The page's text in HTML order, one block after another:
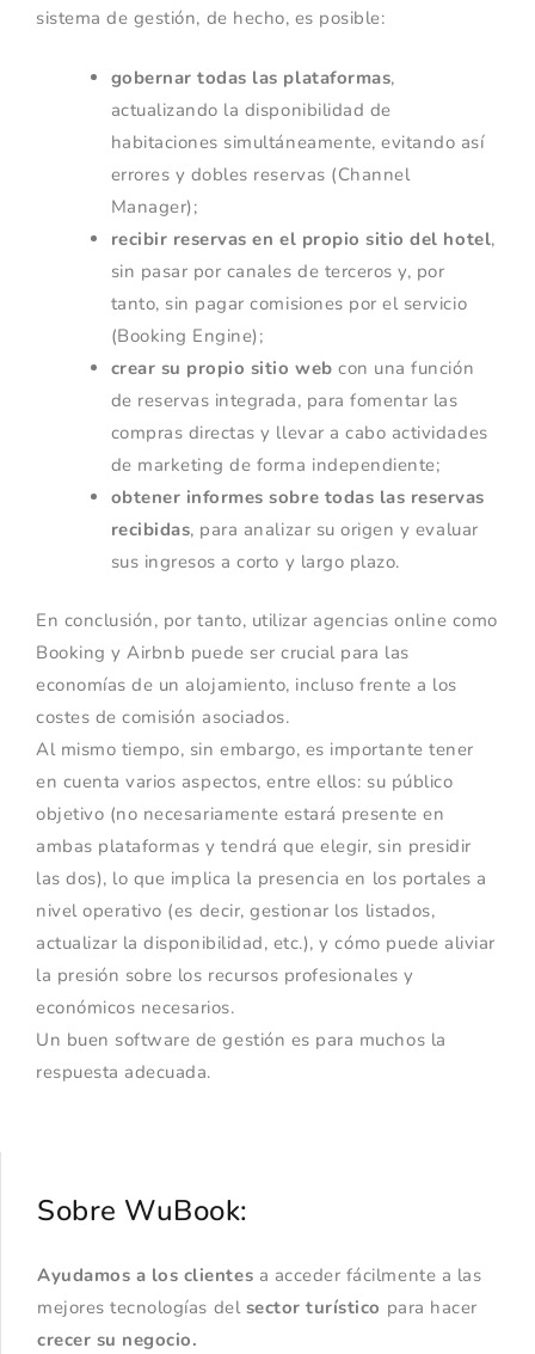
sistema de gestión, de hecho, es posible:
gobernar todas las plataformas,
actualizando la disponibilidad de
habitaciones simultáneamente, evitando así
errores y dobles reservas (Channel
Manager);
recibir reservas en el propio sitio del hotel,
sin pasar por canales de terceros y, por
tanto, sin pagar comisiones por el servicio
(Booking Engine);
crear su propio sitio web con una función
de reservas integrada, para fomentar las
compras directas y llevar a cabo actividades
de marketing de forma independiente;
obtener informes sobre todas las reservas
recibidas, para analizar su origen y evaluar
sus ingresos a corto y largo plazo.
En conclusión, por tanto, utilizar agencias online como
Booking y Airbnb puede ser crucial para las
economías de un alojamiento, incluso frente a los
costes de comisión asociados.
Al mismo tiempo, sin embargo, es importante tener
en cuenta varios aspectos, entre ellos: su público
objetivo (no necesariamente estará presente en
ambas plataformas y tendrá que elegir, sin presidir
las dos), lo que implica la presencia en los portales a
nivel operativo (es decir, gestionar los listados,
actualizar la disponibilidad, etc.), y cómo puede aliviar
la presión sobre los recursos profesionales y
económicos necesarios.
Un buen software de gestión es para muchos la
respuesta adecuada.
Sobre WuBook:
Ayudamos a los clientes a acceder fácilmente a las
mejores tecnologías delsector turístico para hacer
crecer su negocio.